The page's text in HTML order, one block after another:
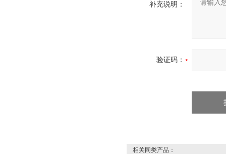
补充说明：
验证码：
相关同类产品：